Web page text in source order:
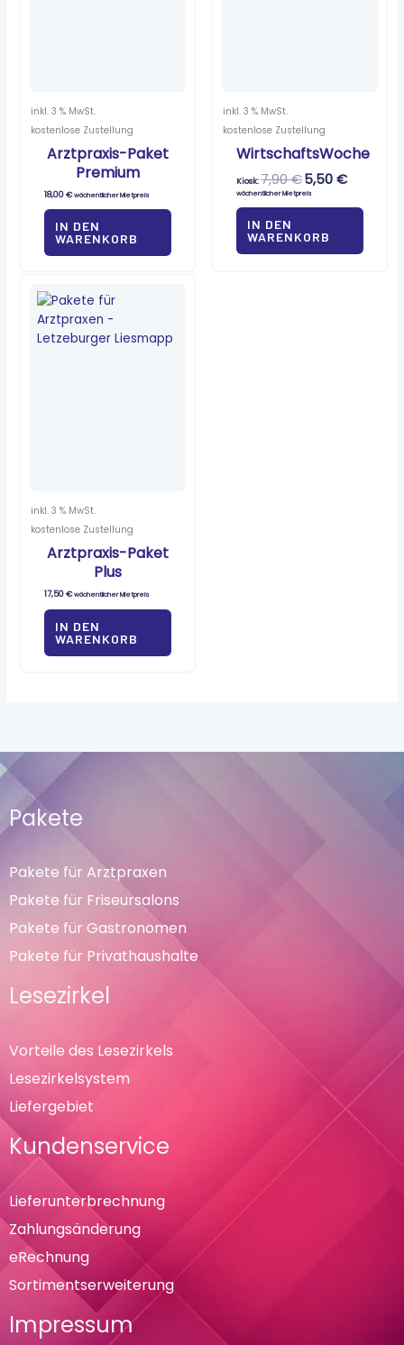
inkl. 3 % MwSt.
kostenlose Zustellung
Arztpraxis-Paket
Premium
18,00€wöchentlicher Mietpreis
IN DEN
WARENKORB
inkl. 3 % MwSt.
kostenlose Zustellung
WirtschaftsWoche
Kiosk:7,90€5,50€
wöchentlicher Mietpreis
IN DEN
WARENKORB
inkl. 3 % MwSt.
kostenlose Zustellung
Arztpraxis-Paket
Plus
17,50€wöchentlicher Mietpreis
IN DEN
WARENKORB
Pakete
Pakete für Arztpraxen
Pakete für Friseursalons
Pakete für Gastronomen
Pakete für Privathaushalte
Lesezirkel
Vorteile des Lesezirkels
Lesezirkelsystem
Liefergebiet
Kundenservice
Lieferunterbrechnung
Zahlungsänderung
eRechnung
Sortimentserweiterung
Impressum